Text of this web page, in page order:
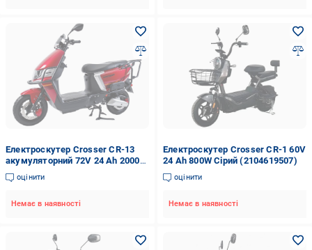
Електроскутер Crosser CR-13
акумуляторний 72V 24 Ah 2000W
Червоний (2104619496)
оцінити
Немає в наявності
Електроскутер Crosser CR-1 60V
24 Ah 800W Сірий (2104619507)
оцінити
Немає в наявності